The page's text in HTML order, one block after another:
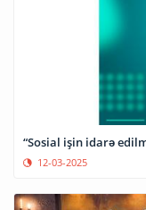
“Sosial işin idarə
12-03-2025